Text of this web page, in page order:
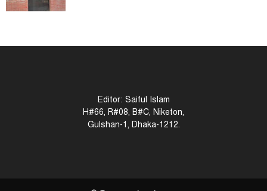
Editor: Saiful Islam
H#66, R#08, B#C, Niketon,
Gulshan-1, Dhaka-1212.